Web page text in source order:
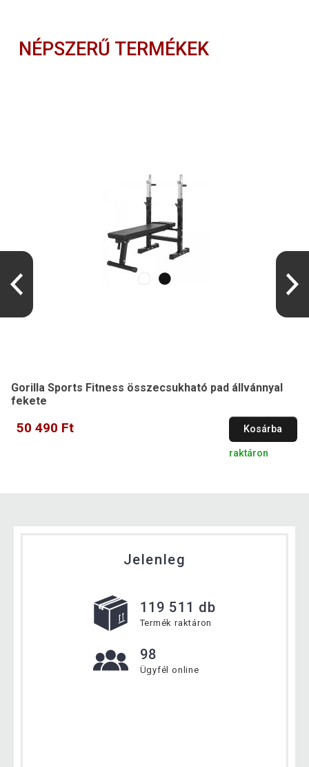
NÉPSZERŰ TERMÉKEK
Gorilla Sports Fitness összecsukható pad állvánnyal
fekete
50 490 Ft Kosárba
raktáron
Jelenleg
119 511 db
Termék raktáron
98
Ügyfél online